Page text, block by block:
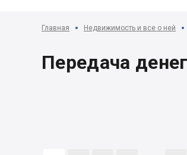
Главная Недвижимость и все о ней
Передача